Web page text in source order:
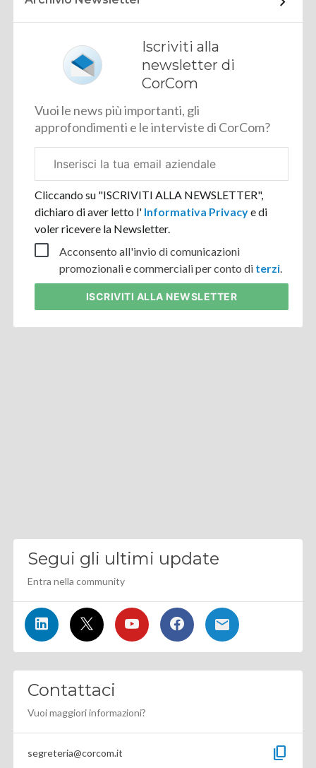
Iscriviti alla
newsletter di
CorCom
Vuoi le news più importanti, gli
approfondimenti e le interviste di CorCom?
aziendale
Cliccando su "ISCRIVITI ALLA NEWSLETTER",
dichiaro di aver letto l' Informativa Privacye di
voler ricevere la Newsletter.
Acconsento all'invio di comunicazioni
promozionali e commerciali per conto di terzi.
ISCRIVITI ALLA NEWSLETTER
Segui gli ultimi update
Entra nella community
Contattaci
Vuoi maggiori informazioni?
segreteria@corcom.it content_copy